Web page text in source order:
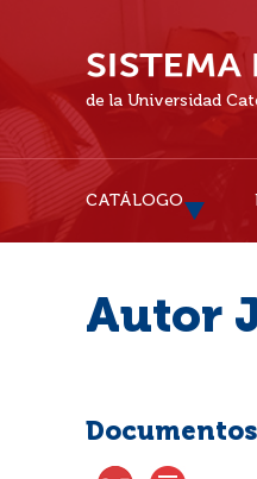
de la Universidad
CATÁLOGO
Autor